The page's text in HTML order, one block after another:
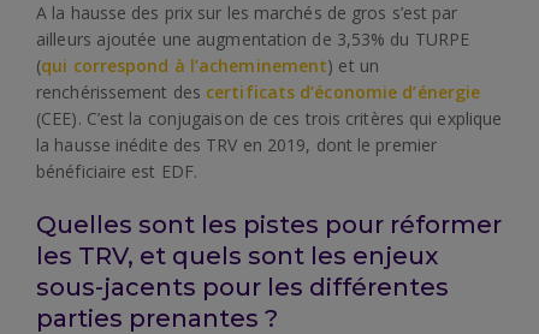
A la hausse des prix sur les marchés de gros s’est par
ailleurs ajoutée une augmentation de 3,53% du TURPE
(qui correspond à l’acheminement) et un
renchérissement des certificats d’économie d’énergie
(CEE). C’est la conjugaison de ces trois critères qui explique
la hausse inédite des TRV en 2019, dont le premier
bénéficiaire est EDF.
Quelles sont les pistes pour réformer
les TRV, et quels sont les enjeux
sous-jacents pour les différentes
parties prenantes ?